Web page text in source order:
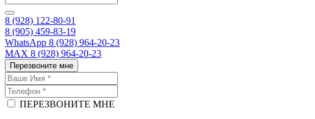
8 (928) 122-80-91
8 (905) 459-83-19
WhatsApp 8 (928) 964-20-23
MAX 8 (928) 964-20-23
Перезвоните мне
ПЕРЕЗВОНИТЕ МНЕ